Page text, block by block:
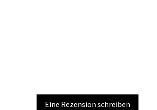
Eine Rezension schreiben